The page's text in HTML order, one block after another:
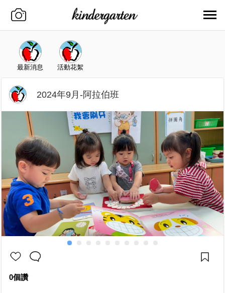
最新消息 活動花絮
2024年9月-阿拉伯班
0個讚